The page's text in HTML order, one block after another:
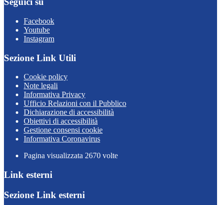
Facebook
Youtube
Instagram
Sezione Link Utili
Cookie policy
Note legali
Informativa Privacy
Ufficio Relazioni con il Pubblico
Dichiarazione di accessibilità
Obiettivi di accessibilità
Gestione consensi cookie
Informativa Coronavirus
Pagina visualizzata 2670 volte
Link esterni
Sezione Link esterni